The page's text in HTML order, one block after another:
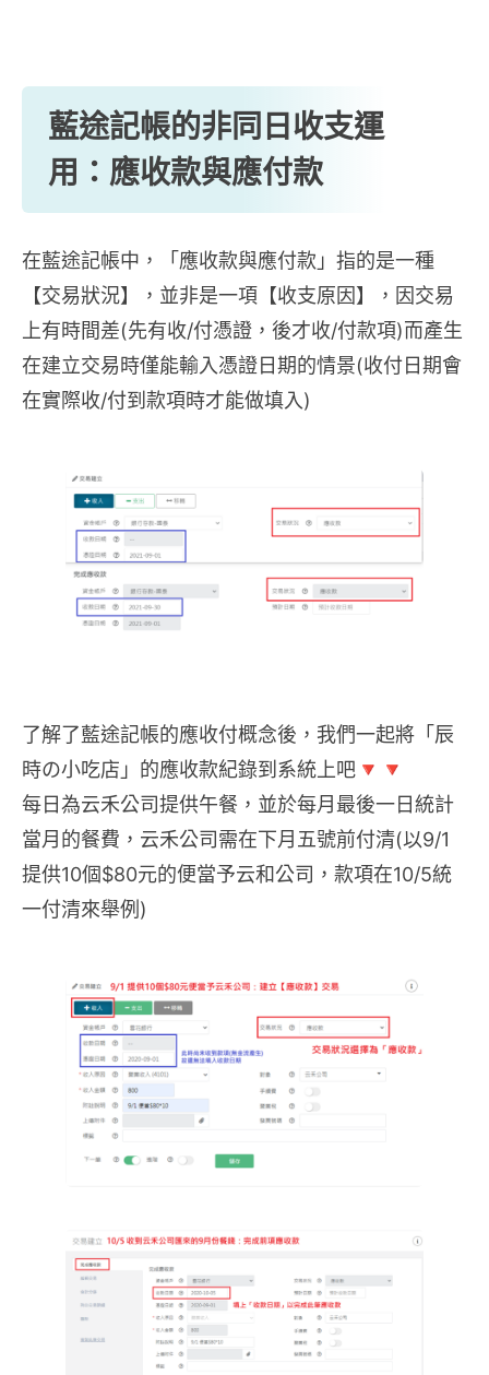
藍途記帳的非同日收支運
用：應收款與應付款
在藍途記帳中，「應收款與應付款」指的是一種
【交易狀況】，並非是一項【收支原因】，因交易
上有時間差(先有收/付憑證，後才收/付款項)而產生
在建立交易時僅能輸入憑證日期的情景(收付日期會
在實際收/付到款項時才能做填入)
了解了藍途記帳的應收付概念後，我們一起將「辰
時の小吃店」的應收款紀錄到系統上吧🔻🔻
每日為云禾公司提供午餐，並於每月最後一日統計
當月的餐費，云禾公司需在下月五號前付清(以9/1
提供10個$80元的便當予云和公司，款項在10/5統
一付清來舉例)